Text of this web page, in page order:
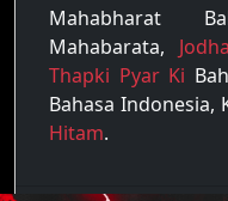
Mahabharat
Mahabarata,
Thapki Pyar Ki
Bahasa
Hitam.